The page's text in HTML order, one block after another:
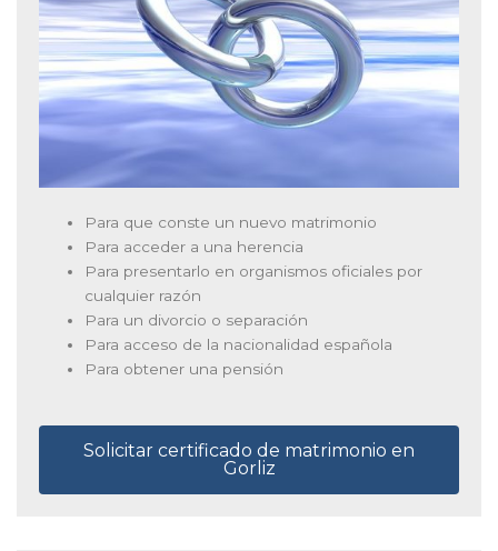
Para que conste un nuevo matrimonio
Para acceder a una herencia
Para presentarlo en organismos oficiales por
cualquier razón
Para un divorcio o separación
Para acceso de la nacionalidad española
Para obtener una pensión
Solicitar certificado de matrimonio en
Gorliz